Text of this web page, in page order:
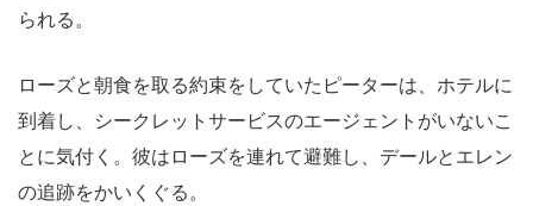
られる。
ローズと朝食を取る約束をしていたピーターは、ホテルに
到着し、シークレットサービスのエージェントがいないこ
とに気付く。彼はローズを連れて避難し、デールとエレン
の追跡をかいくぐる。